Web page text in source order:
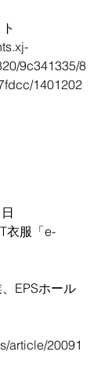
9c341335/8
1401202
衣服「e-
EPSホール
article/20091